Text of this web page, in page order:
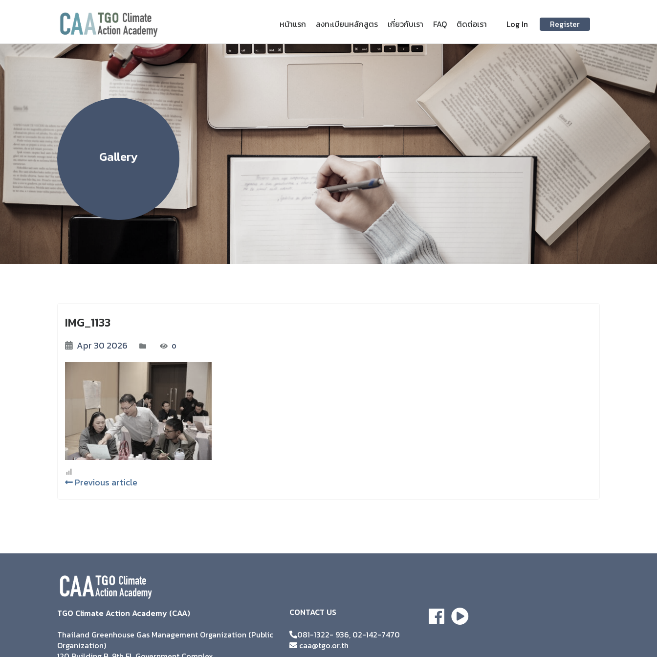
หน้าแรก ลงทะเบียนหลักสูตร เกี่ยวกับเรา FAQ ติดต่อเรา Log In Register
Gallery
IMG_1133
Apr 30 2026 0
Previous article
TGO Climate Action Academy (CAA)
Thailand Greenhouse Gas Management Organization (Public
Organization)
CONTACT US
081-1322- 936, 02-142-7470
caa@tgo.or.th